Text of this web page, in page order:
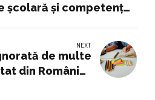
școlară și competențe
NEXT
de multe
din România?